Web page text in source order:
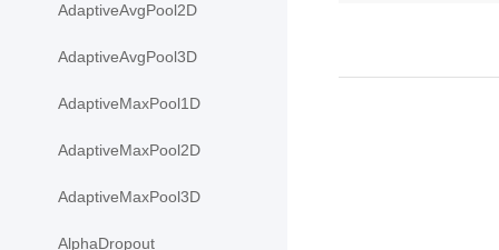
AdaptiveAvgPool2D
AdaptiveAvgPool3D
AdaptiveMaxPool1D
AdaptiveMaxPool2D
AdaptiveMaxPool3D
AlphaDropout